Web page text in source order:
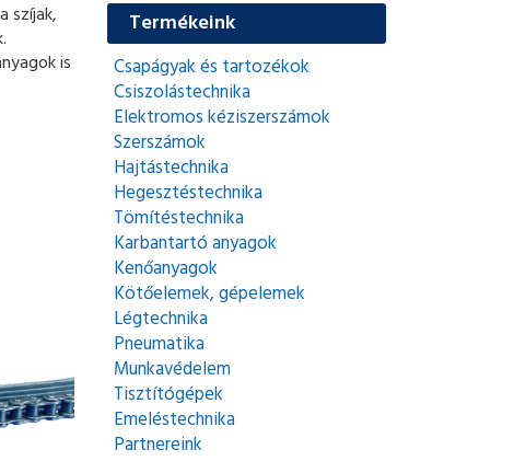
szíjak,
is
Termékeink
Csapágyak és tartozékok
Csiszolástechnika
Elektromos kéziszerszámok
Szerszámok
Hajtástechnika
Hegesztéstechnika
Tömítéstechnika
Karbantartó anyagok
Kenőanyagok
Kötőelemek, gépelemek
Légtechnika
Pneumatika
Munkavédelem
Tisztítógépek
Emeléstechnika
Partnereink